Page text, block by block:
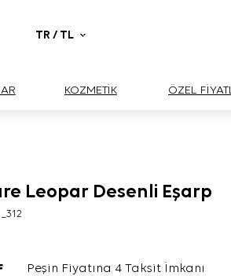
TR / TL
KOZMETİK ÖZEL
Leopar Desenli Eşarp
Peşin Fiyatına 4 Taksit İmkanı